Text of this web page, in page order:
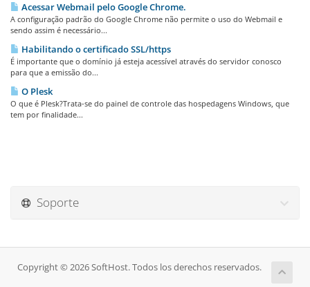
Acessar Webmail pelo Google Chrome.
A configuração padrão do Google Chrome não permite o uso do Webmail e
sendo assim é necessário...
Habilitando o certificado SSL/https
É importante que o domínio já esteja acessível através do servidor conosco
para que a emissão do...
O Plesk
O que é Plesk?Trata-se do painel de controle das hospedagens Windows, que
tem por finalidade...
Soporte
Copyright © 2026 SoftHost. Todos los derechos reservados.